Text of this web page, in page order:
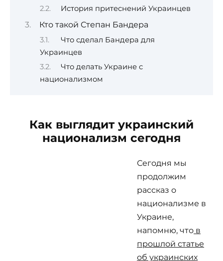
История притеснений Украинцев
Кто такой Степан Бандера
Что сделал Бандера для
Украинцев
Что делать Украине с
национализмом
Как выглядит украинский
национализм сегодня
Сегодня мы
продолжим
рассказ о
национализме в
Украине,
напомню, что в
прошлой статье
об украинских